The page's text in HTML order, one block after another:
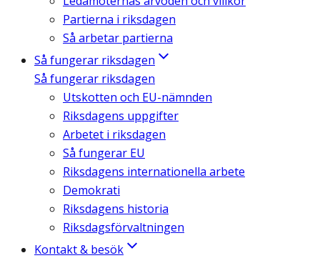
Partierna i riksdagen
Så arbetar partierna
Så fungerar riksdagen
Så fungerar riksdagen
Utskotten och EU-nämnden
Riksdagens uppgifter
Arbetet i riksdagen
Så fungerar EU
Riksdagens internationella arbete
Demokrati
Riksdagens historia
Riksdagsförvaltningen
Kontakt & besök